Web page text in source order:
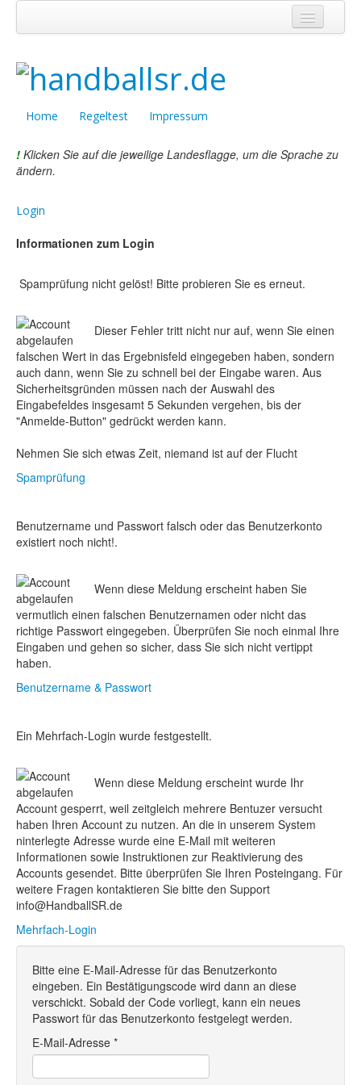
Regeltest
Home Regeltest Impressum
! Klicken Sie auf die jeweilige Landesflagge, um die Sprache zu
ändern.
Login
Informationen zum Login
Spamprüfung nicht gelöst! Bitte probieren Sie es erneut.
Dieser Fehler tritt nicht nur auf, wenn Sie einen
falschen Wert in das Ergebnisfeld eingegeben haben, sondern
auch dann, wenn Sie zu schnell bei der Eingabe waren. Aus
Sicherheitsgründen müssen nach der Auswahl des
Eingabefeldes insgesamt 5 Sekunden vergehen, bis der
"Anmelde-Button" gedrückt werden kann.
Nehmen Sie sich etwas Zeit, niemand ist auf der Flucht
Spamprüfung
Benutzername und Passwort falsch oder das Benutzerkonto
existiert noch nicht!.
Wenn diese Meldung erscheint haben Sie
vermutlich einen falschen Benutzernamen oder nicht das
richtige Passwort eingegeben. Überprüfen Sie noch einmal Ihre
Eingaben und gehen so sicher, dass Sie sich nicht vertippt
haben.
Benutzername & Passwort
Ein Mehrfach-Login wurde festgestellt.
Wenn diese Meldung erscheint wurde Ihr
Account gesperrt, weil zeitgleich mehrere Bentuzer versucht
haben Ihren Account zu nutzen. An die in unserem System
ninterlegte Adresse wurde eine E-Mail mit weiteren
Informationen sowie Instruktionen zur Reaktivierung des
Accounts gesendet. Bitte überprüfen Sie Ihren Posteingang. Für
weitere Fragen kontaktieren Sie bitte den Support
info@HandballSR.de
Mehrfach-Login
Bitte eine E-Mail-Adresse für das Benutzerkonto
eingeben. Ein Bestätigungscode wird dann an diese
verschickt. Sobald der Code vorliegt, kann ein neues
Passwort für das Benutzerkonto festgelegt werden.
E-Mail-Adresse *